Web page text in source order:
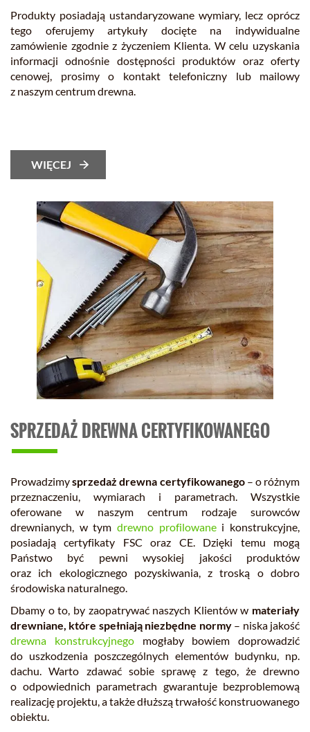
Produkty posiadają ustandaryzowane wymiary, lecz oprócz
tego oferujemy artykuły docięte na indywidualne
zamówienie zgodnie z życzeniem Klienta. W celu uzyskania
informacji odnośnie dostępności produktów oraz oferty
cenowej, prosimy o kontakt telefoniczny lub mailowy
z naszym centrum drewna.
WIĘCEJ
SPRZEDAŻ DREWNA CERTYFIKOWANEGO
Prowadzimysprzedaż drewna certyfikowanego– o różnym
przeznaczeniu, wymiarach i parametrach. Wszystkie
oferowane w naszym centrum rodzaje surowców
drewnianych, w tym drewno profilowanei konstrukcyjne,
posiadają certyfikaty FSC oraz CE. Dzięki temu mogą
Państwo być pewni wysokiej jakości produktów
oraz ich ekologicznego pozyskiwania, z troską o dobro
środowiska naturalnego.
Dbamy o to, by zaopatrywać naszych Klientów w materiały
drewniane, które spełniają niezbędne normy– niska jakość
drewna konstrukcyjnegomogłaby bowiem doprowadzić
do uszkodzenia poszczególnych elementów budynku, np.
dachu. Warto zdawać sobie sprawę z tego, że drewno
o odpowiednich parametrach gwarantuje bezproblemową
realizację projektu, a także dłuższą trwałość konstruowanego
obiektu.